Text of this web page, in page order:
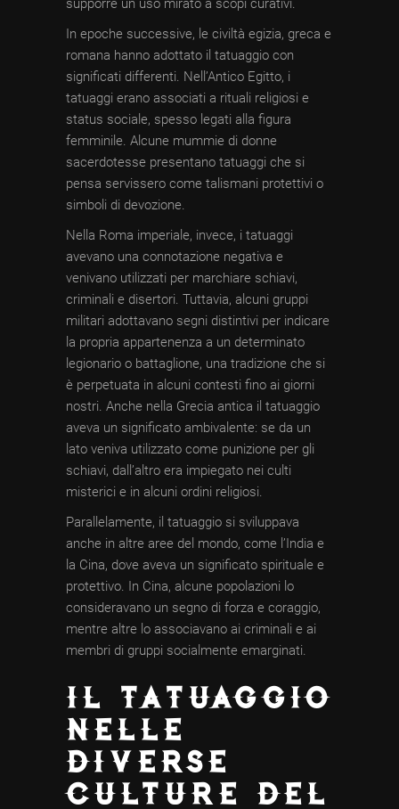
supporre un uso mirato a scopi curativi.
In epoche successive, le civiltà egizia, greca e
romana hanno adottato il tatuaggio con
significati differenti. Nell’Antico Egitto, i
tatuaggi erano associati a rituali religiosi e
status sociale, spesso legati alla figura
femminile. Alcune mummie di donne
sacerdotesse presentano tatuaggi che si
pensa servissero come talismani protettivi o
simboli di devozione.
Nella Roma imperiale, invece, i tatuaggi
avevano una connotazione negativa e
venivano utilizzati per marchiare schiavi,
criminali e disertori. Tuttavia, alcuni gruppi
militari adottavano segni distintivi per indicare
la propria appartenenza a un determinato
legionario o battaglione, una tradizione che si
è perpetuata in alcuni contesti fino ai giorni
nostri. Anche nella Grecia antica il tatuaggio
aveva un significato ambivalente: se da un
lato veniva utilizzato come punizione per gli
schiavi, dall’altro era impiegato nei culti
misterici e in alcuni ordini religiosi.
Parallelamente, il tatuaggio si sviluppava
anche in altre aree del mondo, come l’India e
la Cina, dove aveva un significato spirituale e
protettivo. In Cina, alcune popolazioni lo
consideravano un segno di forza e coraggio,
mentre altre lo associavano ai criminali e ai
membri di gruppi socialmente emarginati.
IL TATUAGGIO
NELLE
DIVERSE
CULTURE DEL